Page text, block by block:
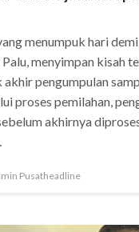
menumpuk hari
menyimpan kisah
pengumpulan
proses pemilahan,
akhirnya
Pusatheadline